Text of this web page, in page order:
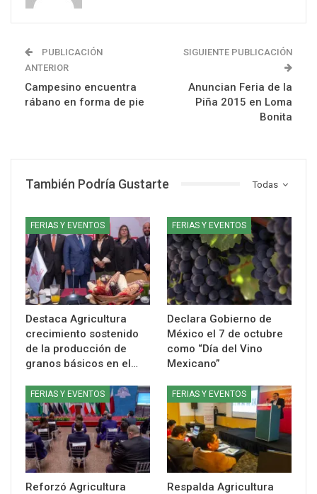
PUBLICACIÓN
ANTERIOR
Campesino encuentra
rábano en forma de pie
SIGUIENTE PUBLICACIÓN
Anuncian Feria de la
Piña 2015 en Loma
Bonita
Todas
También Podría Gustarte
FERIAS Y EVENTOS
Destaca Agricultura
crecimiento sostenido
de la producción de
granos básicos en el…
FERIAS Y EVENTOS
Declara Gobierno de
México el 7 de octubre
como “Día del Vino
Mexicano”
FERIAS Y EVENTOS
Reforzó Agricultura
FERIAS Y EVENTOS
Respalda Agricultura